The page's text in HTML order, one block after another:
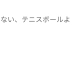
い、テニスボールよ